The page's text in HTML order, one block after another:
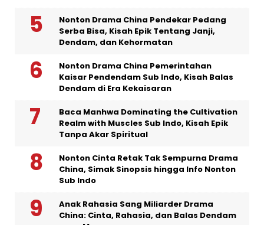
Nonton Drama China Pendekar Pedang
Serba Bisa, Kisah Epik Tentang Janji,
Dendam, dan Kehormatan
Nonton Drama China Pemerintahan
Kaisar Pendendam Sub Indo, Kisah Balas
Dendam di Era Kekaisaran
Baca Manhwa Dominating the Cultivation
Realm with Muscles Sub Indo, Kisah Epik
Tanpa Akar Spiritual
Nonton Cinta Retak Tak Sempurna Drama
China, Simak Sinopsis hingga Info Nonton
Sub Indo
Anak Rahasia Sang Miliarder Drama
China: Cinta, Rahasia, dan Balas Dendam